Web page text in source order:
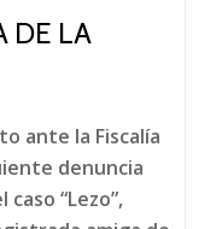
DE LA
ante la Fiscalía
denuncia
“Lezo”,